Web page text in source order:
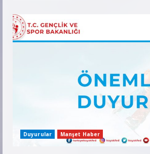
Duyurular Manşet Haber